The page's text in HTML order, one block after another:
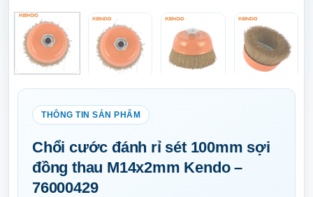
Chổi cước đánh rỉ sét 100mm sợi
đồng thau M14x2mm Kendo –
76000429